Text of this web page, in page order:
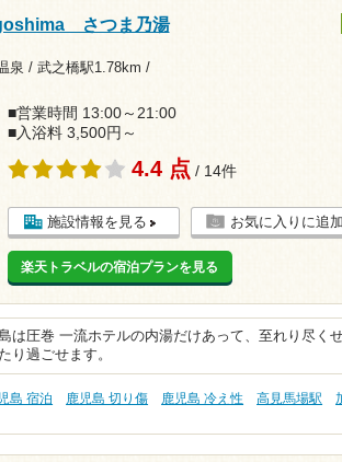
さつま乃湯
泉 / 武之橋駅1.78km /
■営業時間 13:00～21:00
■入浴料 3,500円～
4.4 点 / 14件
施設情報を見る お気に入りに追加
楽天トラベルの宿泊プランを見る
は圧巻 一流ホテルの内湯だけあって、至れり尽く
り過ごせます。
島 宿泊 鹿児島 切り傷 鹿児島 冷え性 高見馬場駅